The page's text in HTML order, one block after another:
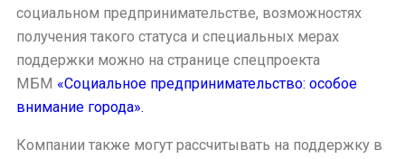
социальном предпринимательстве, возможностях
получения такого статуса и специальных мерах
поддержки можно на странице спецпроекта
МБМ «Социальное предпринимательство: особое
внимание города».
Компании также могут рассчитывать на поддержку в